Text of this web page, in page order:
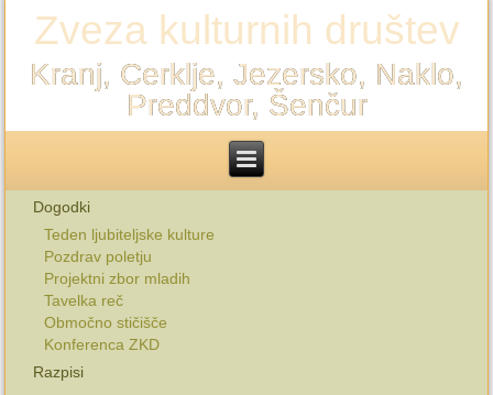
Zveza kulturnih društev
Kranj, Cerklje, Jezersko, Naklo,
Preddvor, Šenčur
Dogodki
Teden ljubiteljske kulture
Pozdrav poletju
Projektni zbor mladih
Tavelka reč
Območno stičišče
Konferenca ZKD
Razpisi